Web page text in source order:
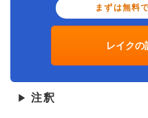
まずは無料
レイクの
▶ 注釈